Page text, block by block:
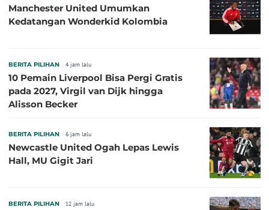
Manchester United Umumkan
Kedatangan Wonderkid Kolombia
BERITA PILIHAN 4 jam lalu
10 Pemain Liverpool Bisa Pergi Gratis
pada 2027, Virgil van Dijk hingga
Alisson Becker
BERITA PILIHAN 6 jam lalu
Newcastle United Ogah Lepas Lewis
Hall, MU Gigit Jari
BERITA PILIHAN 12 jam lalu